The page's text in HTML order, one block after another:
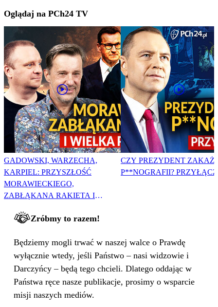
Oglądaj na PCh24 TV
GADOWSKI, WARZECHA,
KARPIEL: PRZYSZŁOŚĆ
MORAWIECKIEGO,
ZABŁĄKANA RAKIETA I
CZY PREZYDENT
P**NOGRAFII?
Zróbmy to razem!
Będziemy mogli trwać w naszej walce o Prawdę
wyłącznie wtedy, jeśli Państwo – nasi widzowie i
Darczyńcy – będą tego chcieli. Dlatego oddając w
Państwa ręce nasze publikacje, prosimy o wsparcie
misji naszych mediów.